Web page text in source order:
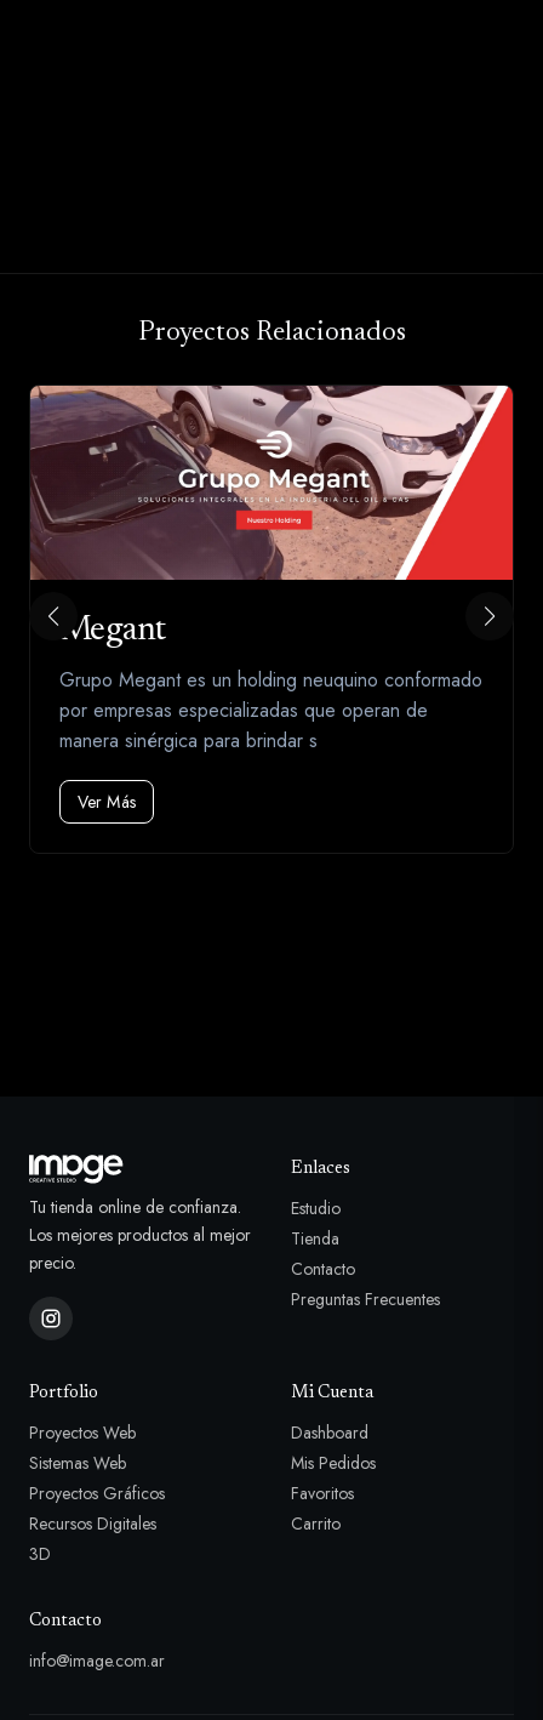
Proyectos Relacionados
Megant
Grupo Megant es un holding neuquino conformado
por empresas especializadas que operan de
manera sinérgica para brindar s
Ver Más
Tu tienda online de confianza.
Los mejores productos al mejor
precio.
Enlaces
Estudio
Tienda
Contacto
Preguntas Frecuentes
Portfolio
Proyectos Web
Sistemas Web
Proyectos Gráficos
Recursos Digitales
3D
Mi Cuenta
Dashboard
Mis Pedidos
Favoritos
Carrito
Contacto
info@image.com.ar